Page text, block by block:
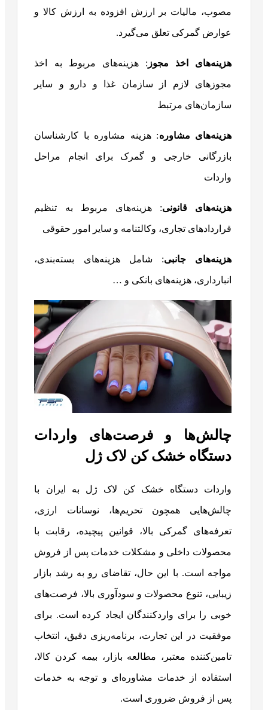
مصوب، مالیات بر ارزش افزوده به ارزش کالا و
عوارض گمرکی تعلق می‌گیرد.
هزینه‌های اخذ مجوز : هزینه‌های مربوط به اخذ
مجوزهای لازم از سازمان غذا و دارو و سایر
سازمان‌های مرتبط
هزینه‌های مشاوره: هزینه مشاوره با کارشناسان
بازرگانی خارجی و گمرک برای انجام مراحل
واردات
هزینه‌های قانونی: هزینه‌های مربوط به تنظیم
قراردادهای تجاری، وکالتنامه و سایر امور حقوقی
هزینه‌های جانبی: شامل هزینه‌های بسته‌بندی،
انبارداری، هزینه‌های بانکی و …
چالش‌ها و فرصت‌های واردات
دستگاه خشک کن لاک ژل
واردات دستگاه خشک کن لاک ژل به ایران با
چالش‌هایی همچون تحریم‌ها، نوسانات ارزی،
تعرفه‌های گمرکی بالا، قوانین پیچیده، رقابت با
محصولات داخلی و مشکلات خدمات پس از فروش
مواجه است. با این حال، تقاضای رو به رشد بازار
زیبایی، تنوع محصولات و سودآوری بالا، فرصت‌های
خوبی را برای واردکنندگان ایجاد کرده است. برای
موفقیت در این تجارت، برنامه‌ریزی دقیق، انتخاب
تامین‌کننده معتبر، مطالعه بازار، بیمه کردن کالا،
استفاده از خدمات مشاوره‌ای و توجه به خدمات
پس از فروش ضروری است.